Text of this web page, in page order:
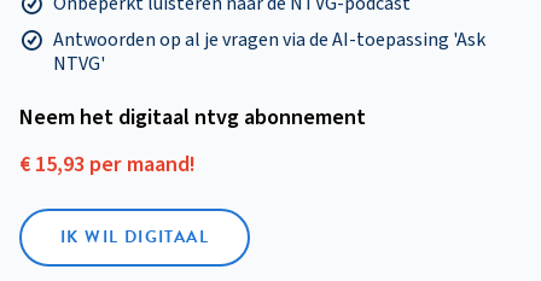
Antwoorden op al je vragen via de AI-toepassing 'Ask
NTVG'
Neem het digitaal ntvg abonnement
€ 15,93 per maand!
IK WIL DIGITAAL